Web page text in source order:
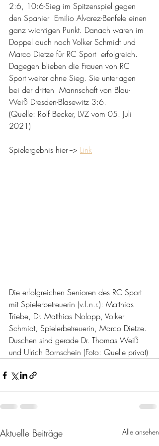
2:6, 10:6-Sieg im Spitzenspiel gegen
den Spanier  Emilio Alvarez-Benfele einen
ganz wichtigen Punkt. Danach waren im
Doppel auch noch Volker Schmidt und
Marco Dietze für RC Sport  erfolgreich.
Dagegen blieben die Frauen von RC
Sport weiter ohne Sieg. Sie unterlagen
bei der dritten  Mannschaft von Blau-
Weiß Dresden-Blasewitz 3:6.
(Quelle: Rolf Becker, LVZ vom 05. Juli
2021)
Spielergebnis hier --> Link
Die erfolgreichen Senioren des RC Sport
mit Spielerbetreuerin (v.l.n.r.): Matthias
Triebe, Dr. Matthias Nolopp, Volker
Schmidt, Spielerbetreuerin, Marco Dietze.
Duschen sind gerade Dr. Thomas Weiß
und Ulrich Bornschein (Foto: Quelle privat)
Aktuelle Beiträge Alle ansehen